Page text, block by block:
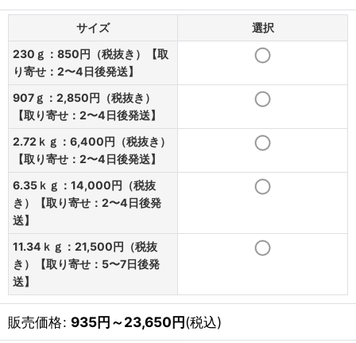
サイズ
選択
230ｇ：850円（税抜き）【取
り寄せ：2〜4日後発送】
907ｇ：2,850円（税抜き）
【取り寄せ：2〜4日後発送】
2.72ｋｇ：6,400円（税抜き）
【取り寄せ：2〜4日後発送】
6.35ｋｇ：14,000円（税抜
き）【取り寄せ：2〜4日後発
送】
11.34ｋｇ：21,500円（税抜
き）【取り寄せ：5〜7日後発
送】
販売価格: 935円～23,650円(税込)